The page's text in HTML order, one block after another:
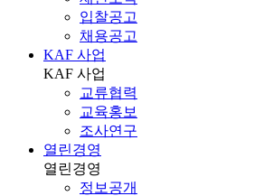
입찰공고
채용공고
KAF 사업
KAF 사업
교류협력
교육홍보
조사연구
열린경영
열린경영
정보공개